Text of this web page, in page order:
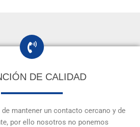
DE CALIDAD
mantener un contacto cercano y de
por ello nosotros no ponemos